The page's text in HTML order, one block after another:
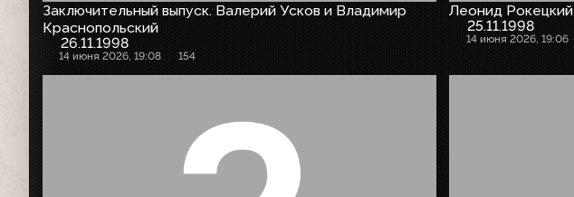
Заключительный выпуск. Валерий Усков и Владимир
Краснопольский
26.11.1998
14 июня 2026, 19:08 154
Леонид Рокецкий
25.11.1998
14 июня 2026, 19:06